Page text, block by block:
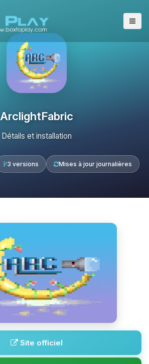
ArclightFabric
Détails et installation
3 versions Mises à jour journalières
Site officiel